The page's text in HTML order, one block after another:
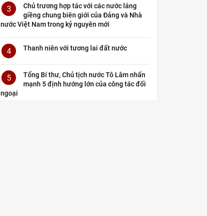
3
Chủ trương hợp tác với các nước láng
giềng chung biên giới của Đảng và Nhà
nước Việt Nam trong kỷ nguyên mới
4 Thanh niên với tương lai đất nước
5
Tổng Bí thư, Chủ tịch nước Tô Lâm nhấn
mạnh 5 định hướng lớn của công tác đối
ngoại